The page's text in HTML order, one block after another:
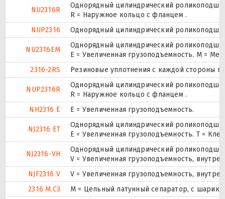
NU2316R
Однорядный цилиндрический
R = Наружное кольцо с фланцем .
NUP2316
Однорядный цилиндрический
NU2316EM
Однорядный цилиндрический
E = Увеличенная грузоподъемность. М =
2316-2RS
Резиновые уплотнения с каждой стороны
NUP2316R
Однорядный цилиндрический
R = Наружное кольцо с фланцем .
NH2316 E
Е = Увеличенная грузоподъемность.
NJ2316 ET
Однорядный цилиндрический
E = Увеличенная грузоподъемность. T =
NJ2316-VH
Однорядный цилиндрический
V = Увеличенная грузоподъемность,
NJF2316 V
V = Увеличенная грузоподъемность,
2316 M.C3
M = Цельный латунный сепаратор, с